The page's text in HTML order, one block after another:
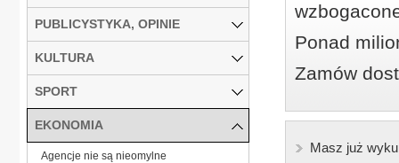
Ponad
Zamów
Masz już
PUBLICYSTYKA, OPINIE
KULTURA
SPORT
EKONOMIA
Agencje nie są nieomylne